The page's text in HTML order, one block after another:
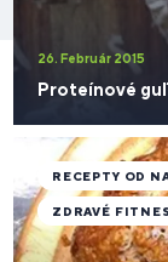
26. Február 2015
Proteínové
RECEPTY OD
ZDRAVÉ